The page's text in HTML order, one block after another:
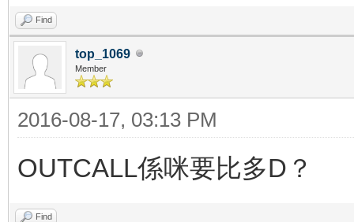
Find
top_1069
Member
2016-08-17, 03:13 PM
OUTCALL係咪要比多D？
Find